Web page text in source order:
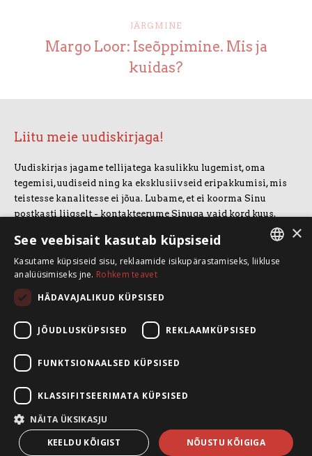
JÄRGMINE
Margo Loor: Iseõppimine. Mis ja
kuidas?
Liitu meie uudiskirjaga!
Uudiskirjas jagame tellijatega kasulikku lugemist, oma
tegemisi, uudiseid ning ka eksklusiivseid eripakkumisi, mis
teistesse kanalitesse ei jõua. Lubame, et ei koorma Sinu
postkasti liigselt - kontakteerume Sinuga vaid kord kuus.
LIITUN UUDISKIRJAGA
Koolitusruum ja kontor: Telliskivi 60/A3, 10412 Tallinn
+372 5388 4854
info@speaksmart.ee
Leia meid sotsiaalmeediast:
Facebook
LinkedIn
Instagram
×
See veebisait kasutab küpsiseid
Kasutame küpsiseid sisu, reklaamide isikupärastamiseks, liikluse
analüüsimiseks jne. Rohkem teavet
HÄDAVAJALIKUD KÜPSISED
JÕUDLUSKÜPSISED REKLAAMKÜPSISED
FUNKTSIONAALSED KÜPSISED
KLASSIFITSEERIMATA KÜPSISED
NÄITA ÜKSIKASJU
NÕUSTU KÕIGIGA
KEELDU KÕIGIST